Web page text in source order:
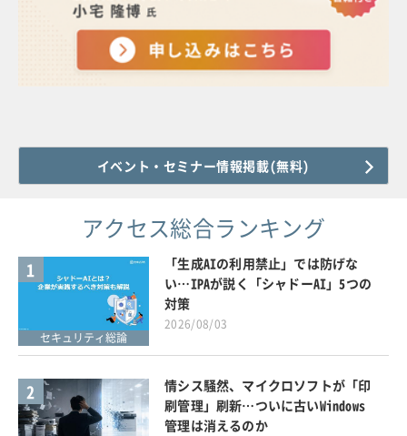
イベント・セミナー情報掲載(無料)
アクセス総合ランキング
1
セキュリティ総論
「生成AIの利用禁止」では防げな
い…IPAが説く「シャドーAI」5つの
対策
2026/08/03
2
情シス騒然、マイクロソフトが「印
刷管理」刷新…ついに古いWindows
管理は消えるのか